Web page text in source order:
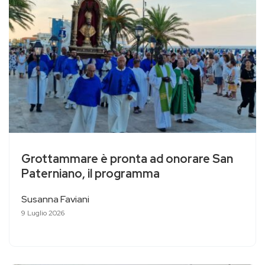
Grottammare è pronta ad onorare San
Paterniano, il programma
Susanna Faviani
9 Luglio 2026